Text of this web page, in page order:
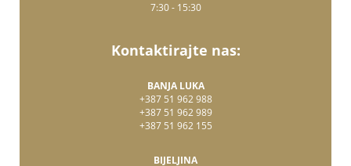
7:30 - 15:30
Kontaktirajte nas:
BANJA LUKA
+387 51 962 988
+387 51 962 989
+387 51 962 155
BIJELJINA